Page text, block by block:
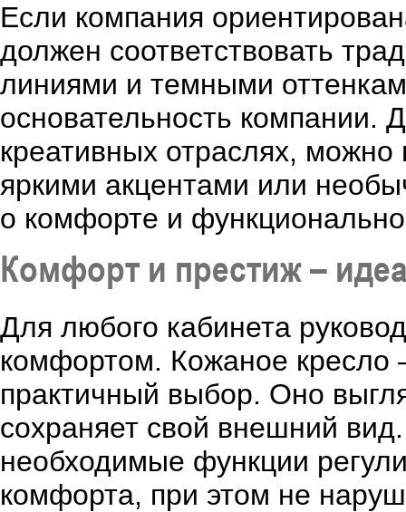
Если компания
должен соответствовать
линиями и темными
основательность
креативных отраслях,
яркими акцентами или
о комфорте и
Комфорт и престиж –
Для любого кабинета
комфортом. Кожаное кресло
практичный выбор. Оно
сохраняет свой внешний
необходимые функции
комфорта, при этом не